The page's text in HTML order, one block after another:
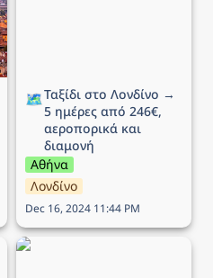
🗺️Ταξίδι στο Λονδίνο →
5 ημέρες από 246€,
αεροπορικά και
διαμονή
Αθήνα
Λονδίνο
Dec 16, 2024 11:44 PM
Ταξίδι στην Λιουμπλιάνα